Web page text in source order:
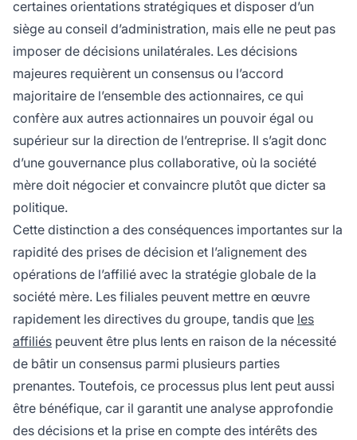
certaines orientations stratégiques et disposer d’un
siège au conseil d’administration, mais elle ne peut pas
imposer de décisions unilatérales. Les décisions
majeures requièrent un consensus ou l’accord
majoritaire de l’ensemble des actionnaires, ce qui
confère aux autres actionnaires un pouvoir égal ou
supérieur sur la direction de l’entreprise. Il s’agit donc
d’une gouvernance plus collaborative, où la société
mère doit négocier et convaincre plutôt que dicter sa
politique.
Cette distinction a des conséquences importantes sur la
rapidité des prises de décision et l’alignement des
opérations de l’affilié avec la stratégie globale de la
société mère. Les filiales peuvent mettre en œuvre
rapidement les directives du groupe, tandis que les
affiliés peuvent être plus lents en raison de la nécessité
de bâtir un consensus parmi plusieurs parties
prenantes. Toutefois, ce processus plus lent peut aussi
être bénéfique, car il garantit une analyse approfondie
des décisions et la prise en compte des intérêts des